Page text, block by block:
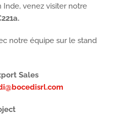
Inde, venez visiter notre
notre équipe sur le stand
Sales